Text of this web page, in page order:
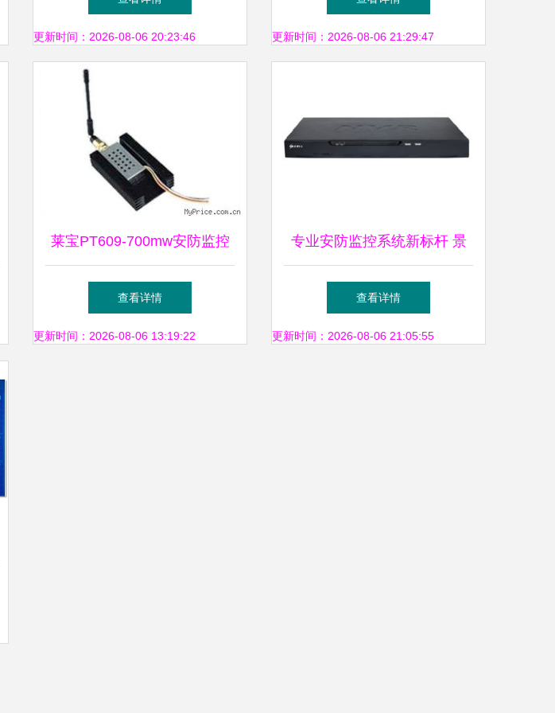
安全
更新时间：2026-08-06 20:23:46 更新时间：2026-08-06 21:29:47
莱宝PT609-700mw安防监控
产品实力探析 厂家概况与价
格参考
查看详情
更新时间：2026-08-06 13:19:22
专业安防监控系统新标杆 景
阳科技1盘4路NVR与迷你红外
球机深度解析
查看详情
更新时间：2026-08-06 21:05:55